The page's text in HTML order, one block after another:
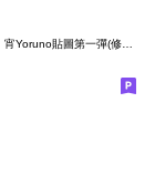
宵Yoruno貼圖第一彈(修正版)